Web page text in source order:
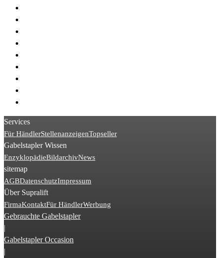
Services
Für HändlerStellenanzeigenTopseller
Gabelstapler Wissen
EnzyklopädieBildarchivNews
sitemap
AGBDatenschutzImpressum
Über Supralift
FirmaKontaktFür HändlerWerbung
Gebrauchte Gabelstapler
|
Gabelstapler Occasion
|